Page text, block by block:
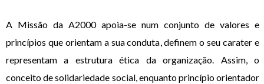
A Missão da A2000 apoia-se num conjunto de valores e
princípios que orientam a sua conduta, definem o seu carater e
representam a estrutura ética da organização. Assim, o
conceito de solidariedade social, enquanto princípio orientador